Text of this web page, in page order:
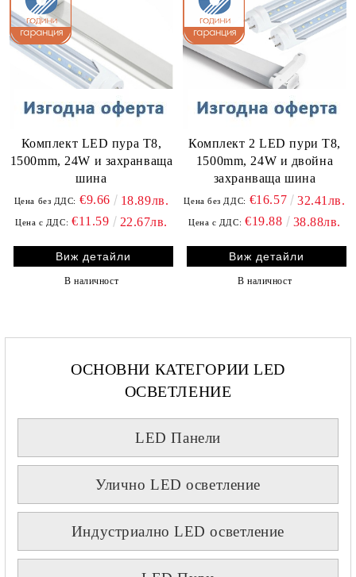
Комплект LED пура T8,
1500mm, 24W и захранваща
шина
Цена без ДДС: €9.66 18.89лв.
Цена с ДДС: €11.59 22.67лв.
Виж детайли
В наличност
Комплект 2 LED пури T8,
1500mm, 24W и двойна
захранваща шина
Цена без ДДС: €16.57 32.41лв.
Цена с ДДС: €19.88 38.88лв.
Виж детайли
В наличност
ОСНОВНИ КАТЕГОРИИ LED
ОСВЕТЛЕНИЕ
LED Панели
Улично LED осветление
Индустриално LED осветление